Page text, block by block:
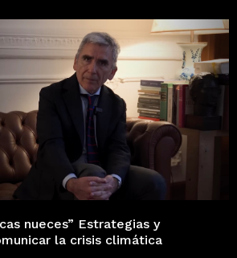
nueces” Estrategias y
la crisis climática